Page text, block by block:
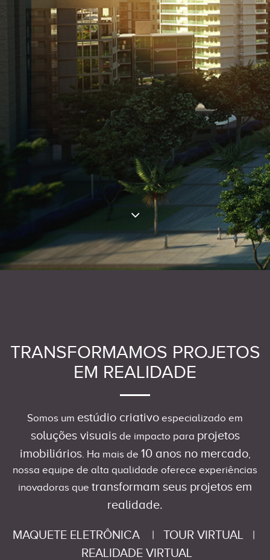
TRANSFORMAMOS PROJETOS
EM REALIDADE
Somos um estúdio criativo especializado em
soluções visuaisde impacto para projetos
imobiliários. Ha mais de 10 anos no mercado,
nossa equipe de alta qualidade oferece experiências
inovadoras que transformam seus projetos em
realidade.
MAQUETE ELETRÔNICA | TOUR VIRTUAL
|
REALIDADE VIRTUAL